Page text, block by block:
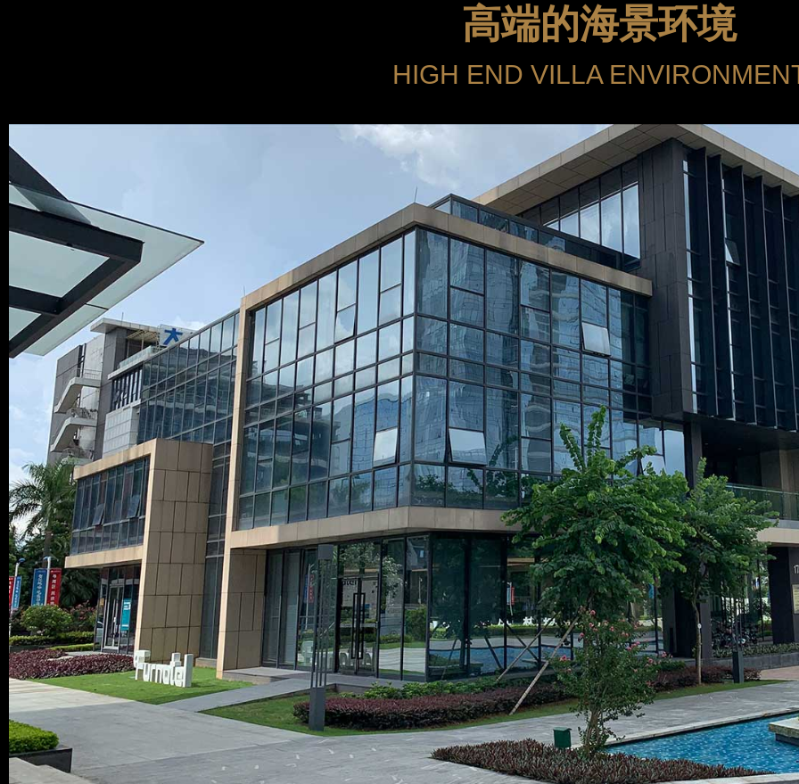
高端的海景环境
HIGH END VILLA